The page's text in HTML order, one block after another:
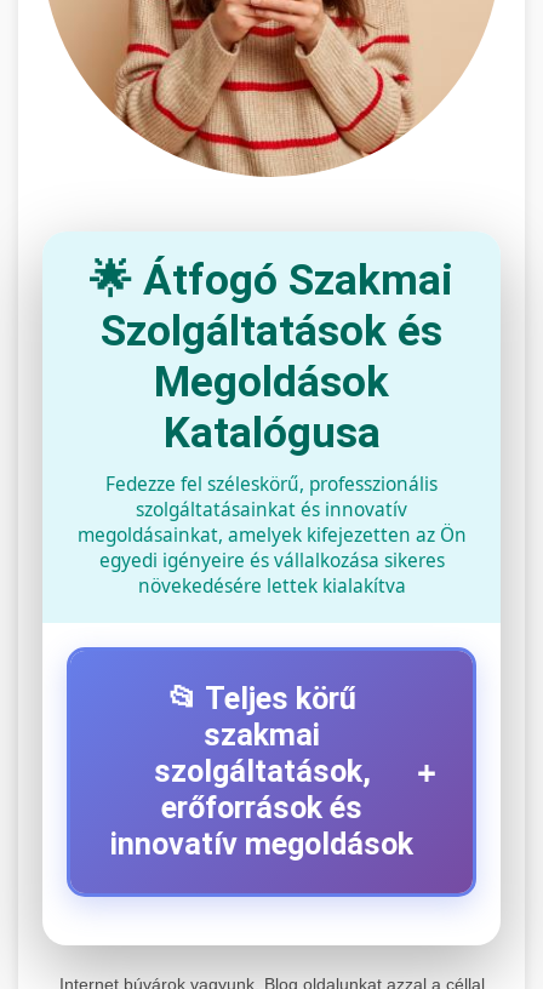
🌟 Átfogó Szakmai
Szolgáltatások és
Megoldások
Katalógusa
Fedezze fel széleskörű, professzionális
szolgáltatásainkat és innovatív
megoldásainkat, amelyek kifejezetten az Ön
egyedi igényeire és vállalkozása sikeres
növekedésére lettek kialakítva
📂 Teljes körű
szakmai
szolgáltatások,
erőforrások és
innovatív megoldások
+
+
Internet búvárok vagyunk. Blog oldalunkat azzal a céllal